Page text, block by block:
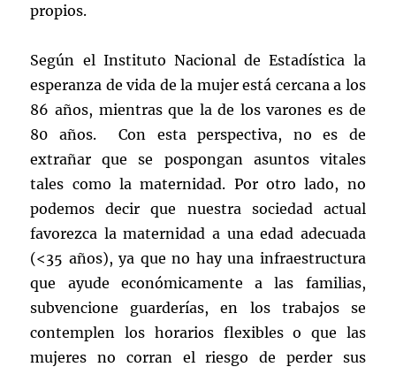
propios.
Según el Instituto Nacional de Estadística la
esperanza de vida de la mujer está cercana a los
86 años, mientras que la de los varones es de
80 años. Con esta perspectiva, no es de
extrañar que se pospongan asuntos vitales
tales como la maternidad. Por otro lado, no
podemos decir que nuestra sociedad actual
favorezca la maternidad a una edad adecuada
(<35 años), ya que no hay una infraestructura
que ayude económicamente a las familias,
subvencione guarderías, en los trabajos se
contemplen los horarios flexibles o que las
mujeres no corran el riesgo de perder sus